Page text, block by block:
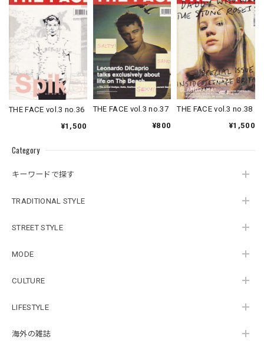
Category
キーワードで探す
TRADITIONAL STYLE
STREET STYLE
MODE
CULTURE
LIFESTYLE
海外の雑誌
THE FACE vol.3 no.36
¥1,500
THE FACE vol.3 no.37
¥800
THE FACE vol.3 no.38
¥1,500